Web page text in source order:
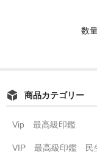
数
商品カテゴリー
Vip 最高級印鑑
VIP 最高級印鑑 民